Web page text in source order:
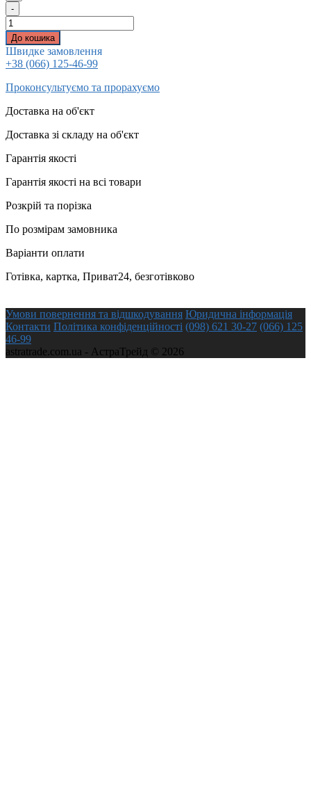
-
До кошика
Швидке замовлення
+38 (066) 125-46-99
Проконсультуємо та прорахуємо
Доставка на об'єкт
Доставка зі складу на об'єкт
Гарантія якості
Гарантія якості на всі товари
Розкрій та порізка
По розмірам замовника
Варіанти оплати
Готівка, картка, Приват24, безготівково
Умови повернення та відшкодування Юридична інформація
Контакти Політика конфіденційності (098) 621 30-27 (066) 125
46-99
astratrade.com.ua - АстраТрейд © 2026